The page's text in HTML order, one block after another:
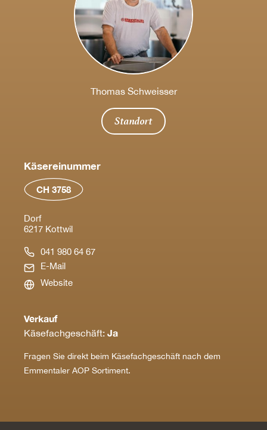
Thomas Schweisser
Standort
Käsereinummer
CH 3758
Dorf
6217 Kottwil
041 980 64 67
E-Mail
Website
Verkauf
Käsefachgeschäft: Ja
Fragen Sie direkt beim Käsefachgeschäft nach dem
Emmentaler AOP Sortiment.